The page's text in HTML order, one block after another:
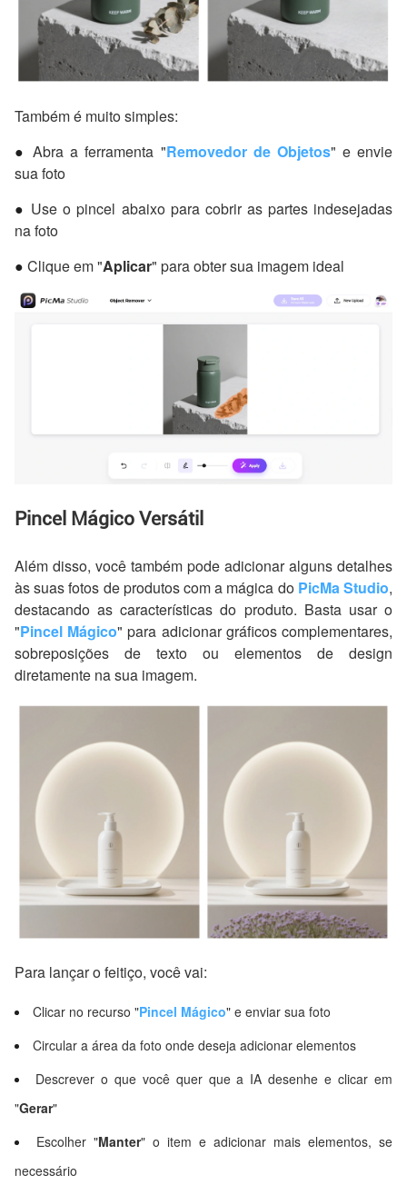
Também é muito simples:
●Abra a ferramenta "Removedor de Objetos" e envie
sua foto
● Use o pincel abaixo para cobrir as partes indesejadas
na foto
● Clique em "Aplicar" para obter sua imagem ideal
Pincel Mágico Versátil
Além disso, você também pode adicionar alguns detalhes
às suas fotos de produtos com a mágica do PicMa Studio,
destacando as características do produto. Basta usar o
"Pincel Mágico" para adicionar gráficos complementares,
sobreposições de texto ou elementos de design
diretamente na sua imagem.
Para lançar o feitiço, você vai:
Clicar no recurso "Pincel Mágico" e enviar sua foto
Circular a área da foto onde deseja adicionar elementos
Descrever o que você quer que a IA desenhe e clicar em
"Gerar"
Escolher "Manter" o item e adicionar mais elementos, se
necessário